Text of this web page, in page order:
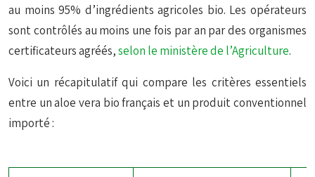
au moins 95% d’ingrédients agricoles bio. Les opérateurs
sont contrôlés au moins une fois par an par des organismes
certificateurs agréés,selon le ministère de l’Agriculture.
Voici un récapitulatif qui compare les critères essentiels
entre un aloe vera bio français et un produit conventionnel
importé :